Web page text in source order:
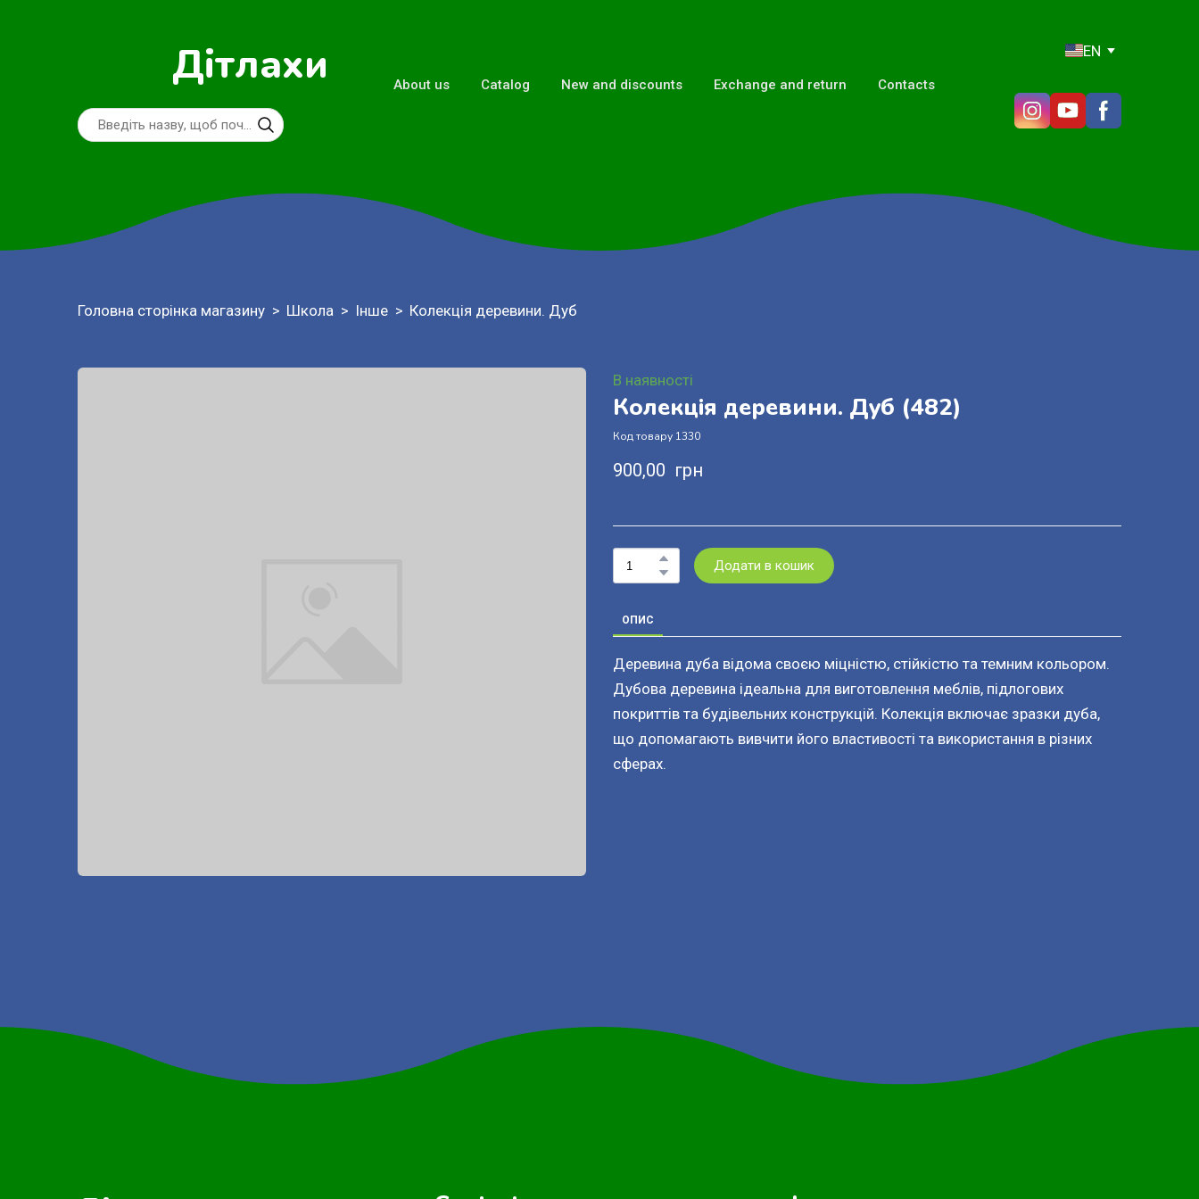
Дітлахи About us Catalog New and discounts Exchange and return Contacts
EN
Головна сторінка магазину Школа Інше Колекція деревини. Дуб
В наявності
Колекція деревини. Дуб (482)
Код товару 1330
900,00  грн
Додати в кошик
ОПИС
Деревина дуба відома своєю міцністю, стійкістю та темним кольором.
Дубова деревина ідеальна для виготовлення меблів, підлогових
покриттів та будівельних конструкцій. Колекція включає зразки дуба,
що допомагають вивчити його властивості та використання в різних
сферах.